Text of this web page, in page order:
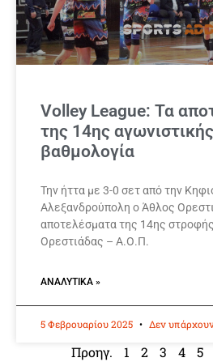
Volley League: Τα
της 14ης
βαθμολογία
Την ήττα με 3-0 σετ από την
Αλεξανδρούπολη ο Άθλος
αποτελέσματα της 14ης
Ορεστιάδας – Α.Ο.Π.
ΑΝΑΛΥΤΙΚΆ »
5 Φεβρουαρίου 2025 Δεν
Προηγ. 1 2 3 4 5